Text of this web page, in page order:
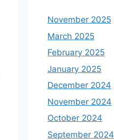
November 2025
March 2025
February 2025
January 2025
December 2024
November 2024
October 2024
September 2024